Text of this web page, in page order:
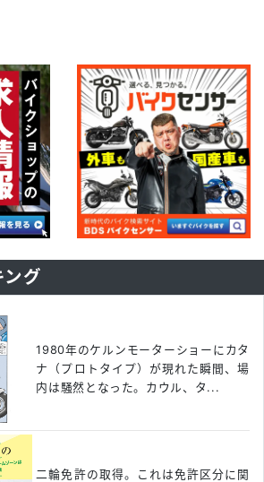
グ
1980年のケルンモーターショーにカタ
ナ（プロトタイプ）が現れた瞬間、場
内は騒然となった。カウル、タ...
二輪免許の取得。これは免許区分に関